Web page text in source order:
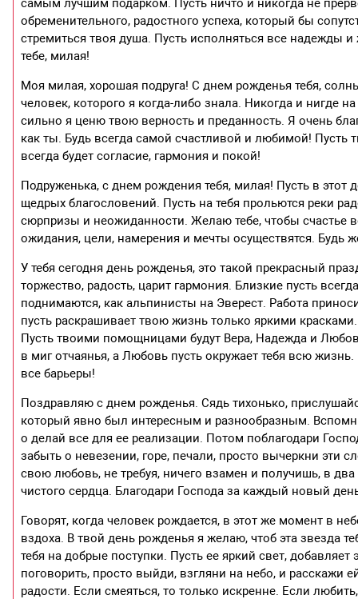
самым лучшим подарком. Пусть ничто и никогда не
обременительного, радостного успеха, который бы
стремиться твоя душа. Пусть исполняться все надежды
тебе, милая!
Моя милая, хорошая подруга! С днем рожденья тебя,
человек, которого я когда-либо знала. Никогда и нигде
сильно я ценю твою верность и преданность. Я очень
как ты. Будь всегда самой счастливой и любимой! Пусть
всегда будет согласие, гармония и покой!
Подруженька, с днем рождения тебя, милая! Пусть в этот
щедрых благословений. Пусть на тебя прольются реки
сюрпризы и неожиданности. Желаю тебе, чтобы счастье
ожидания, цели, намерения и мечты осуществятся.
У тебя сегодня день рожденья, это такой прекрасный
торжество, радость, царит гармония. Близкие пусть
поднимаются, как альпинисты на Эверест. Работа
пусть раскрашивает твою жизнь только яркими
Пусть твоими помощницами будут Вера, Надежда и
в миг отчаянья, а Любовь пусть окружает тебя всю
все барьеры!
Поздравляю с днем рожденья. Сядь тихонько,
который явно был интересным и разнообразным.
о делай все для ее реализации. Потом поблагодари
забыть о невезении, горе, печали, просто вычеркни эти
свою любовь, не требуя, ничего взамен и получишь, в
чистого сердца. Благодари Господа за каждый новый
Говорят, когда человек рождается, в этот же момент в
вздоха. В твой день рожденья я желаю, чтоб эта звезда
тебя на добрые поступки. Пусть ее яркий свет,
поговорить, просто выйди, взгляни на небо, и расскажи
радости. Если смеяться, то только искренне. Если